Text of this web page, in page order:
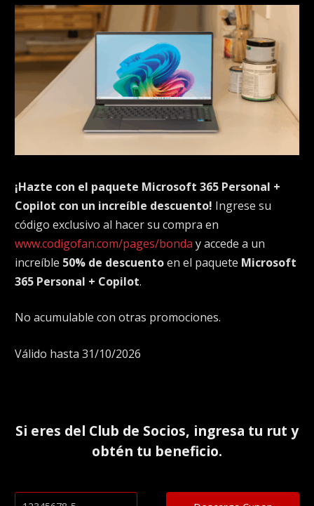
¡Hazte con el paquete Microsoft 365 Personal +
Copilot con un increíble descuento! Ingrese su
código exclusivo al hacer su compra en
www.codigofan.com/pages/bonda y accede a un
increíble 50% de descuentoen el paquete Microsoft
365 Personal + Copilot.
No acumulable con otras promociones.
Válido hasta 31/10/2026
Si eres del Club de Socios, ingresa tu rut y
obtén tu beneficio.